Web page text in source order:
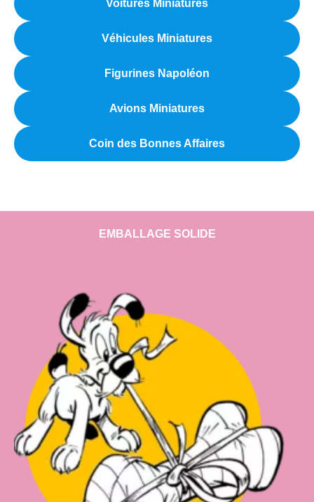
Voitures Miniatures
Véhicules Miniatures
Figurines Napoléon
Avions Miniatures
Coin des Bonnes Affaires
EMBALLAGE SOLIDE